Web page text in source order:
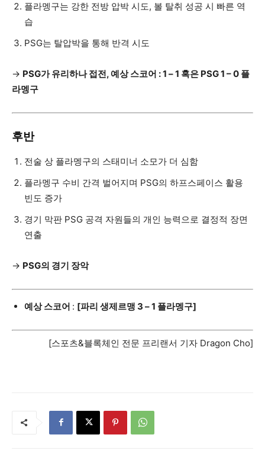
플라멩구는 강한 전방 압박 시도, 볼 탈취 성공 시 빠른 역
습
PSG는 탈압박을 통해 반격 시도
→ PSG가 유리하나 접전, 예상 스코어 : 1 – 1 혹은 PSG 1 – 0 플
라멩구
후반
전술 상 플라멩구의 스태미너 소모가 더 심함
플라멩구 수비 간격 벌어지며 PSG의 하프스페이스 활용
빈도 증가
경기 막판 PSG 공격 자원들의 개인 능력으로 결정적 장면
연출
→ PSG의 경기 장악
예상 스코어 : [파리 생제르맹 3 – 1 플라멩구]
[스포츠&블록체인 전문 프리랜서 기자 Dragon Cho]